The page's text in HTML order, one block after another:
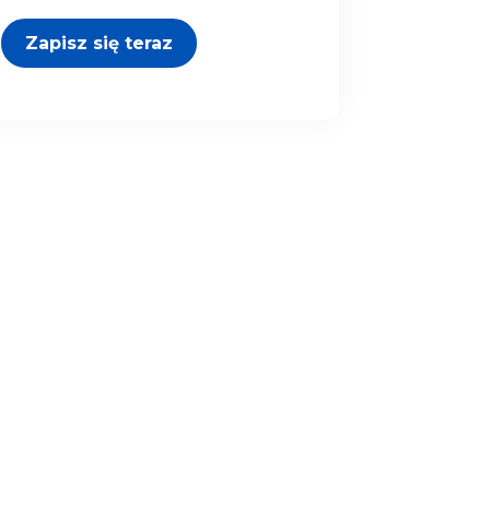
Zapisz się teraz